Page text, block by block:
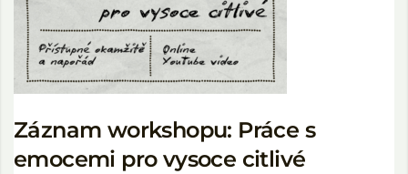
Záznam workshopu: Práce s
emocemi pro vysoce citlivé